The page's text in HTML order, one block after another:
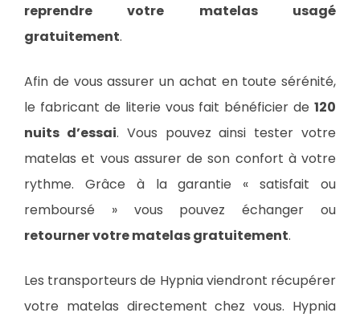
reprendre votre matelas usagé
gratuitement.
Afin de vous assurer un achat en toute sérénité,
le fabricant de literie vous fait bénéficier de 120
nuits d’essai. Vous pouvez ainsi tester votre
matelas et vous assurer de son confort à votre
rythme. Grâce à la garantie « satisfait ou
remboursé » vous pouvez échanger ou
retourner votre matelas gratuitement.
Les transporteurs de Hypnia viendront récupérer
votre matelas directement chez vous. Hypnia